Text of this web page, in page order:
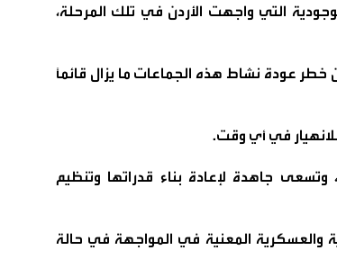
التي واجهت الأردن في تلك المرحلة،
عودة نشاط هذه الجماعات ما يزال قائماً
للانهيار في أي وقت.
جاهدة لإعادة بناء قدراتها وتنظيم
والعسكرية المعنية في المواجهة في حالة